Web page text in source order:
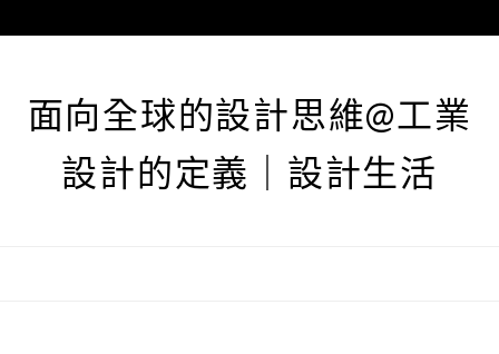
至
面向全球的設計思維@工業
設計的定義｜設計生活